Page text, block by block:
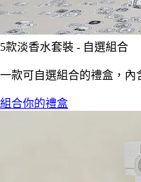
5款淡香水套裝 - 自選組合
一款可自選組合的禮盒，內
組合你的禮盒